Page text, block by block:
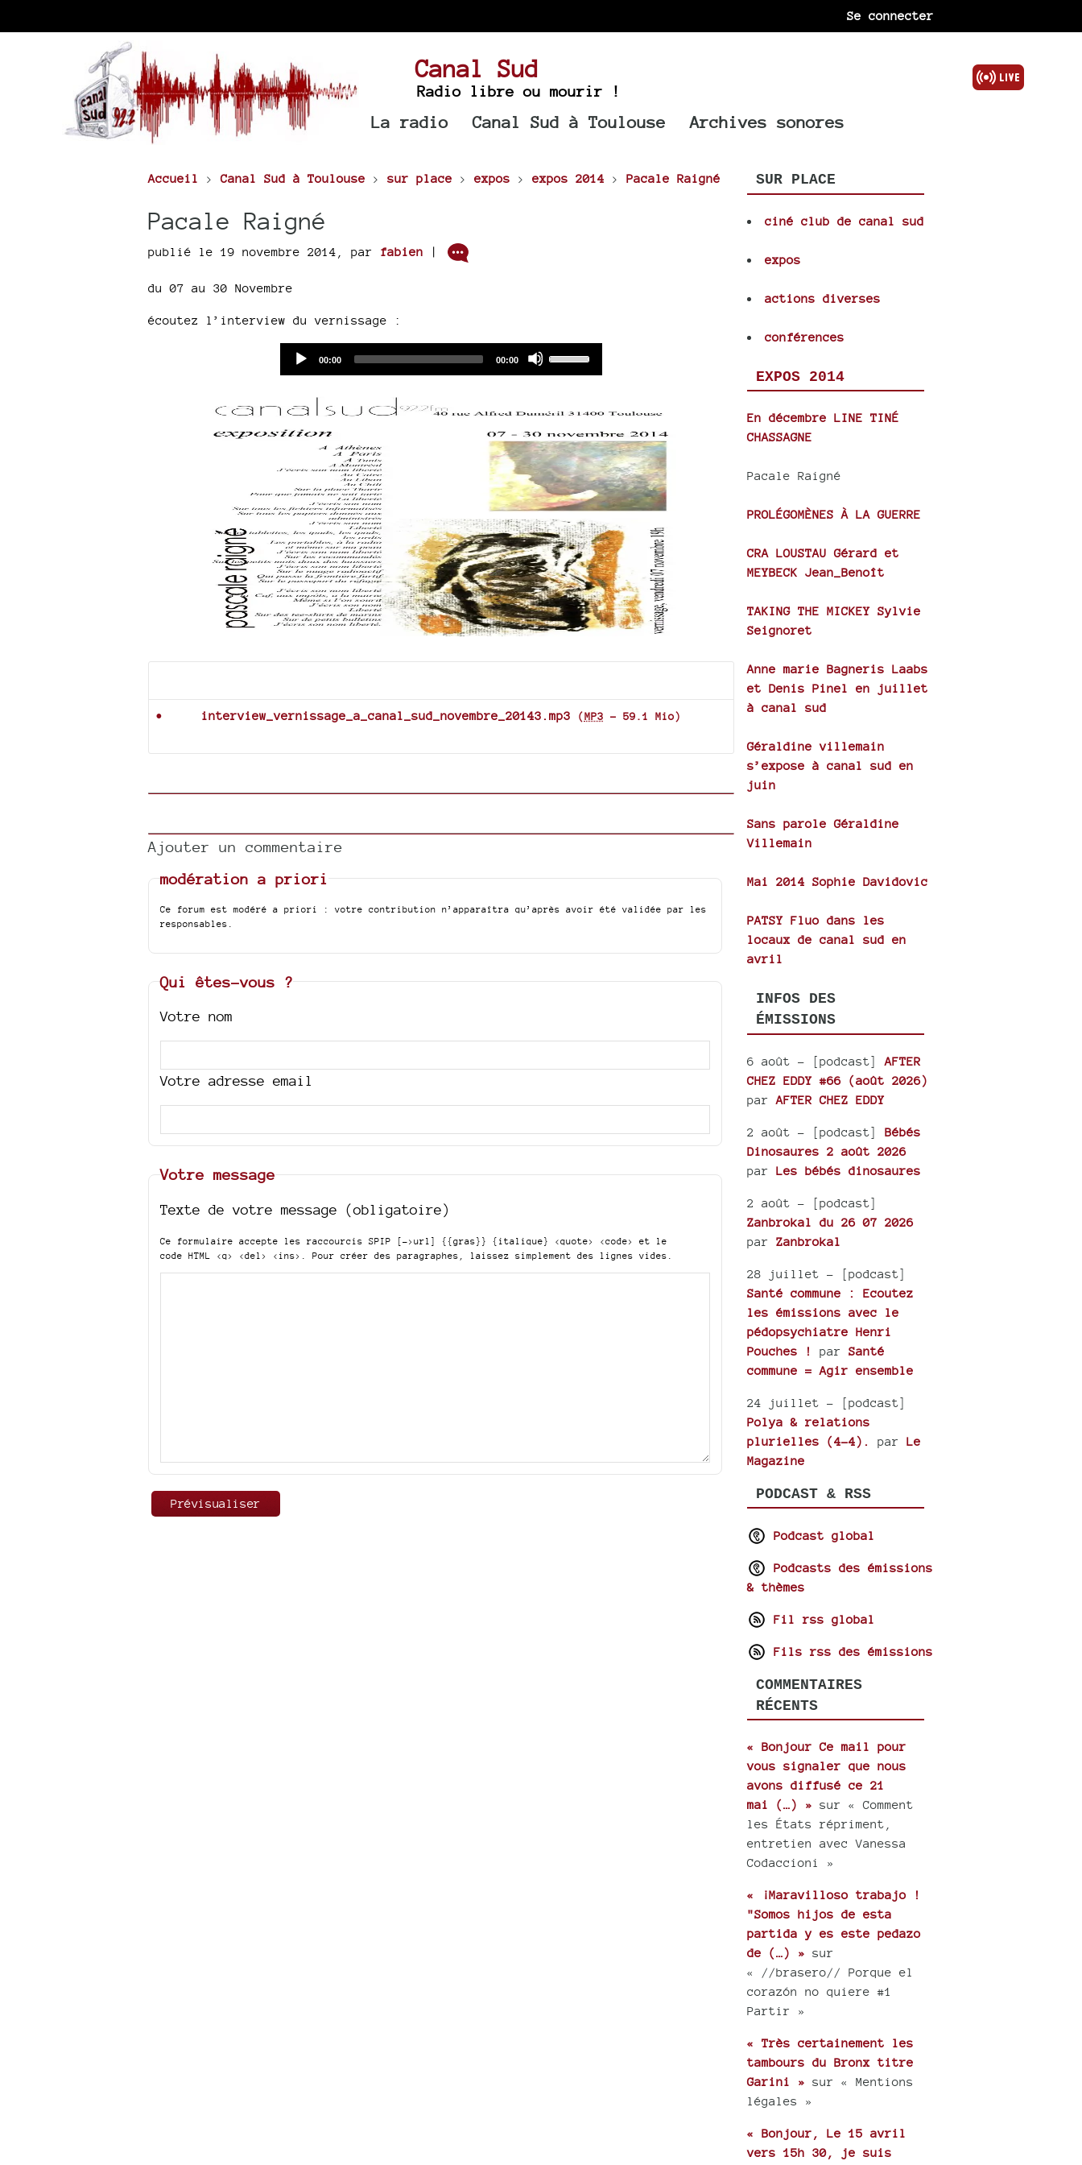
Se connecter
Canal Sud
Radio libre ou mourir !
La radio Canal Sud à Toulouse Archives sonores
Accueil >Canal Sud à Toulouse > sur place > expos > expos 2014 > Pacale Raigné
Pacale Raigné
publié le 19 novembre 2014 par fabien |
du 07 au 30 Novembre
écoutez l’interview du vernissage :
Current
00:00
Total
00:00
keys
increase
or
decrease
volume.
interview_vernissage_a_canal_sud_novembre_20143.mp3 (MP3 - 59.1 Mio)
Ajouter un commentaire
modération a priori
Ce forum est modéré a priori : votre contribution n’apparaîtra qu’après avoir été validée par les
responsables.
Qui êtes-vous ?
Votre nom
Votre adresse email
Votre message
Texte de votre message (obligatoire)
Ce formulaire accepte les raccourcis SPIP [->url] {{gras}} {italique} <quote> <code>
et le
code HTML <q> <del> <ins> . Pour créer des paragraphes, laissez simplement des lignes vides.
SUR PLACE
ciné club de canal sud
expos
actions diverses
conférences
EXPOS 2014
En décembre LINE TINÉ
CHASSAGNE
Pacale Raigné
PROLÉGOMÈNES À LA GUERRE
CRA LOUSTAU Gérard et
MEYBECK Jean_Benoît
TAKING THE MICKEY Sylvie
Seignoret
Anne marie Bagneris Laabs
et Denis Pinel en juillet
à canal sud
Géraldine villemain
s’expose à canal sud en
juin
Sans parole Géraldine
Villemain
Mai 2014 Sophie Davidovic
PATSY Fluo dans les
locaux de canal sud en
avril
INFOS DES
ÉMISSIONS
6 août- [podcast]AFTER
CHEZ EDDY #66 (août 2026)
parAFTER CHEZ EDDY
2 août- [podcast]Bébés
Dinosaures 2 août 2026
parLes bébés dinosaures
2 août- [podcast]
Zanbrokal du 26 07 2026
parZanbrokal
28 juillet- [podcast]
Santé commune : Ecoutez
les émissions avec le
pédopsychiatre Henri
Pouches !
parSanté
commune = Agir ensemble
24 juillet- [podcast]
Polya & relations
plurielles (4-4).
parLe
Magazine
PODCAST & RSS
Podcast global
Podcasts des émissions
& thèmes
Fil rss global
Fils rss des émissions
COMMENTAIRES
RÉCENTS
« Bonjour Ce mail pour
vous signaler que nous
avons diffusé ce 21
mai (…) » sur « Comment
les États répriment,
entretien avec Vanessa
Codaccioni »
« ¡Maravilloso trabajo !
"Somos hijos de esta
partida y es este pedazo
de (…) » sur
« //brasero// Porque el
corazón no quiere #1
Partir »
« Très certainement les
tambours du Bronx titre
Garini » sur « Mentions
légales »
« Bonjour, Le 15 avril
vers 15h 30, je suis